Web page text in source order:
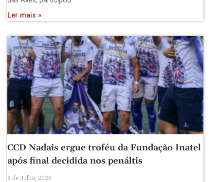
Ler mais »
CCD Nadais ergue troféu da Fundação Inatel
após final decidida nos penáltis
8 de Julho, 2026